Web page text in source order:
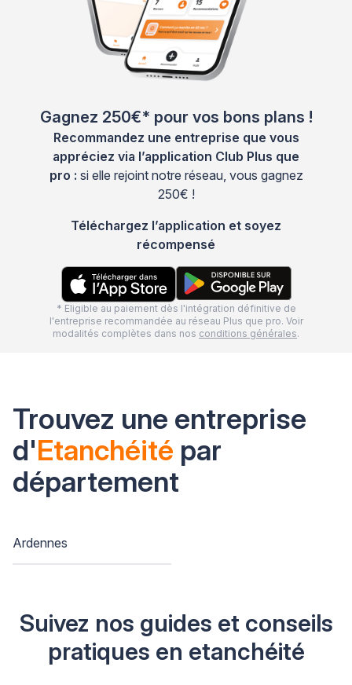
Gagnez 250€* pour vos bons plans !
Recommandez une entreprise que vous
appréciez via l’application Club Plus que
pro : si elle rejoint notre réseau, vous gagnez
250€ !
Téléchargez l’application et soyez
récompensé
* Eligible au paiement dès l'intégration définitive de
l'entreprise recommandée au réseau Plus que pro. Voir
modalités complètes dans nos conditions générales.
Trouvez une entreprise
d'Etanchéité par
département
Ardennes
Suivez nos guides et conseils
pratiques en etanchéité